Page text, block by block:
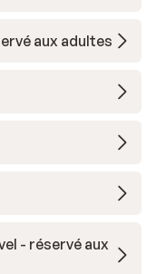
aux adultes
- réservé aux